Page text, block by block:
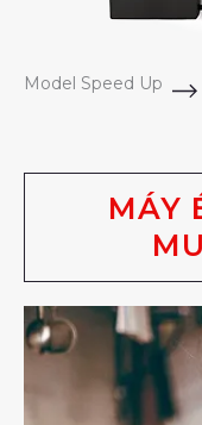
Model Speed Up
MÁY